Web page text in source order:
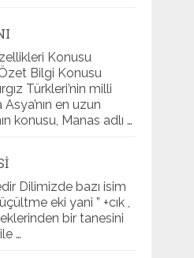
Konusu
Bilgi Konusu
Türkleri’nin milli
en uzun
konusu, Manas adlı …
Dilimizde bazı isim
eki yani ” +cık ,
eklerinden bir tanesini
…